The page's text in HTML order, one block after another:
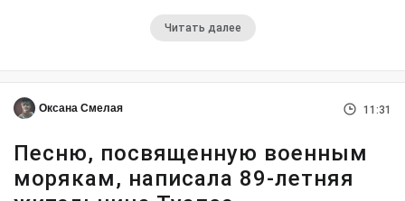
Читать далее
Оксана Смелая 11:31
Песню, посвященную военным
морякам, написала 89-летняя